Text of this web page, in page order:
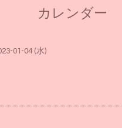
カレンダー
01-04 (水)